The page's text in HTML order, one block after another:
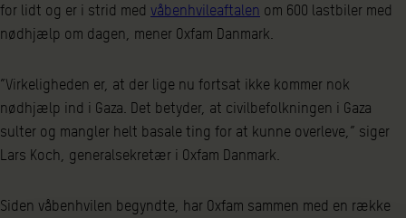
for lidt og er i strid med våbenhvileaftalen om 600 lastbiler med
nødhjælp om dagen, mener Oxfam Danmark.
”Virkeligheden er, at der lige nu fortsat ikke kommer nok
nødhjælp ind i Gaza. Det betyder, at civilbefolkningen i Gaza
sulter og mangler helt basale ting for at kunne overleve,” siger
Lars Koch, generalsekretær i Oxfam Danmark.
Siden våbenhvilen begyndte, har Oxfam sammen med en række